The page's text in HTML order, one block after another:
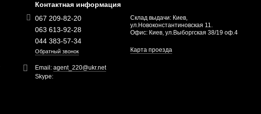
Контактная информация
067 209-82-20
063 613-92-28
044 383-57-34
Обратный звонок
Склад выдачи: Киев,
ул.Новоконстантиновская 11.
Офис: Киев, ул.Выборгская 38/19 оф.4
Карта проезда
Email:agent_220@ukr.net
Skype: